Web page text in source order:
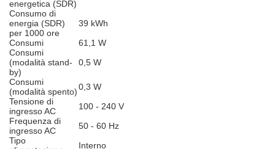
energetica (SDR)
Consumo di
energia (SDR)
per 1000 ore
39 kWh
Consumi
61,1 W
Consumi
(modalità stand-
by)
0,5 W
Consumi
(modalità spento)0,3 W
Tensione di
ingresso AC
100 - 240 V
Frequenza di
ingresso AC
50 - 60 Hz
Tipo
Interno